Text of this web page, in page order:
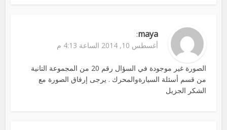
maya
:
أغسطس 10, 2014 الساعة 4:13 م
الصورة غير موجودة في السؤال رقم 20 من المجموعة التانية
من قسم أسئلة السيارةوالمحرك . يرجى إرفاق الصورة مع
الشكر الجزيل